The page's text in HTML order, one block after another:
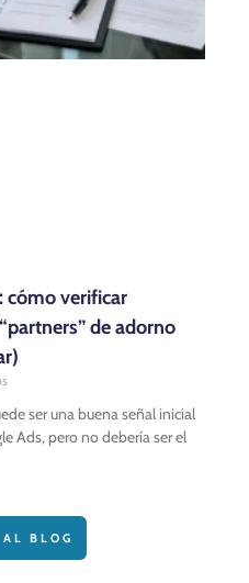
cómo verificar
de adorno
ser una buena señal inicial
Ads, pero no debería ser el
BLOG